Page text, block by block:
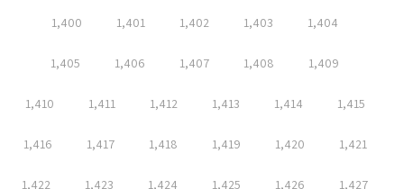
1,400 1,401 1,402 1,403 1,404
1,405 1,406 1,407 1,408 1,409
1,410 1,411 1,412 1,413 1,414 1,415
1,416 1,417 1,418 1,419 1,420 1,421
1,422 1,423 1,424 1,425 1,426 1,427